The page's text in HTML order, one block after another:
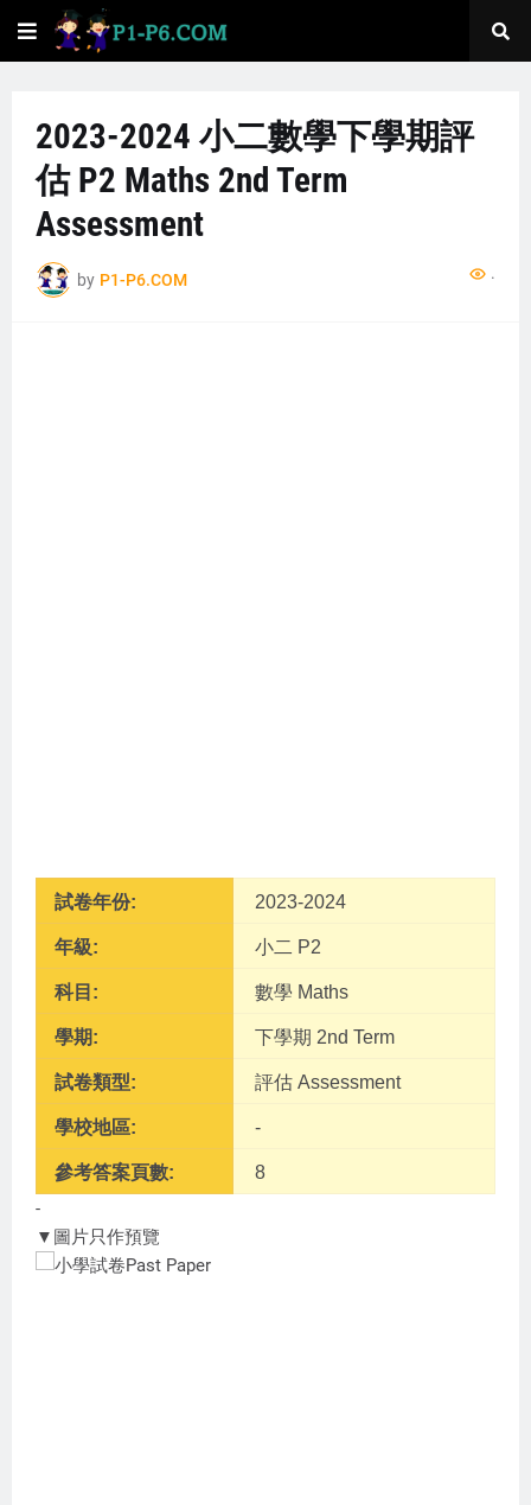
2023-2024 小二數學下學期評
估 P2 Maths 2nd Term
Assessment
by P1-P6.COM .
試卷年份: 2023-2024
年級: 小二 P2
科目: 數學 Maths
學期: 下學期 2nd Term
試卷類型: 評估 Assessment
學校地區: -
參考答案頁數: 8
-
▼圖片只作預覽